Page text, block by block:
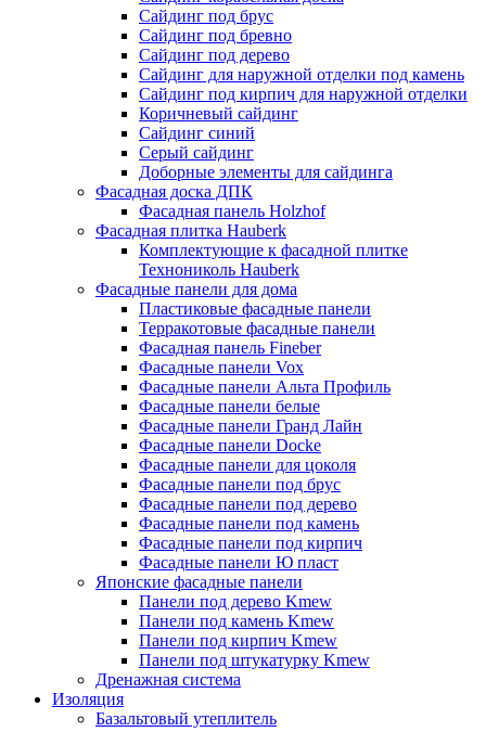
Сайдинг под брус
Сайдинг под бревно
Сайдинг под дерево
Сайдинг для наружной отделки под камень
Сайдинг под кирпич для наружной отделки
Коричневый сайдинг
Сайдинг синий
Серый сайдинг
Доборные элементы для сайдинга
Фасадная доска ДПК
Фасадная панель Holzhof
Фасадная плитка Hauberk
Комплектующие к фасадной плитке
Технониколь Hauberk
Фасадные панели для дома
Пластиковые фасадные панели
Терракотовые фасадные панели
Фасадная панель Fineber
Фасадные панели Vox
Фасадные панели Альта Профиль
Фасадные панели белые
Фасадные панели Гранд Лайн
Фасадные панели Docke
Фасадные панели для цоколя
Фасадные панели под брус
Фасадные панели под дерево
Фасадные панели под камень
Фасадные панели под кирпич
Фасадные панели Ю пласт
Японские фасадные панели
Панели под дерево Kmew
Панели под камень Kmew
Панели под кирпич Kmew
Панели под штукатурку Kmew
Дренажная система
Изоляция
Базальтовый утеплитель